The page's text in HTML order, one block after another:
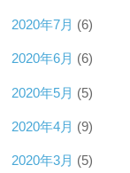
2020年7月 (6)
2020年6月 (6)
2020年5月 (5)
2020年4月 (9)
2020年3月 (5)